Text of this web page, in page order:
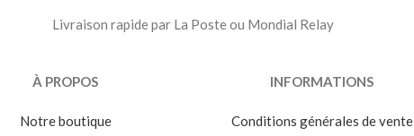
Livraison rapide par La Poste ou Mondial Relay
À PROPOS
Notre boutique
INFORMATIONS
Conditions générales de vente